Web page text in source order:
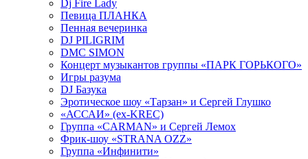
Dj Fire Lady
Певица ПЛАНКА
Пенная вечеринка
DJ PILIGRIM
DMC SIMON
Концерт музыкантов группы «ПАРК ГОРЬКОГО»
Игры разума
DJ Базука
Эротическое шоу «Тарзан» и Сергей Глушко
«АССАИ» (ex-KREC)
Группа «CARMAN» и Сергей Лемох
Фрик-шоу «STRANA OZZ»
Группа «Инфинити»